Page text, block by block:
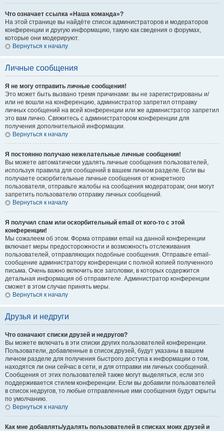
Что означает ссылка «Наша команда»?
На этой странице вы найдёте список администраторов и модераторов
конференции и другую информацию, такую как сведения о форумах,
которые они модерируют.
Вернуться к началу
Личные сообщения
Я не могу отправить личные сообщения!
Это может быть вызвано тремя причинами: вы не зарегистрированы и/
или не вошли на конференцию, администратор запретил отправку
личных сообщений на всей конференции или же администратор запретил
это вам лично. Свяжитесь с администратором конференции для
получения дополнительной информации.
Вернуться к началу
Я постоянно получаю нежелательные личные сообщения!
Вы можете автоматически удалять личные сообщения пользователей,
используя правила для сообщений в вашем личном разделе. Если вы
получаете оскорбительные личные сообщения от конкретного
пользователя, отправьте жалобы на сообщения модераторам; они могут
запретить пользователю отправку личных сообщений.
Вернуться к началу
Я получил спам или оскорбительный email от кого-то с этой
конференции!
Мы сожалеем об этом. Форма отправки email на данной конференции
включает меры предосторожности и возможность отслеживания
пользователей, отправляющих подобные сообщения. Отправьте email-
сообщение администратору конференции с полной копией полученного
письма. Очень важно включить все заголовки, в которых содержится
детальная информация об отправителе. Администратор конференции
сможет в этом случае принять меры.
Вернуться к началу
Друзья и недруги
Что означают списки друзей и недругов?
Вы можете включать в эти списки других пользователей конференции.
Пользователи, добавленные в список друзей, будут указаны в вашем
личном разделе для получения быстрого доступа к информации о том,
находятся ли они сейчас в сети, и для отправки им личных сообщений.
Сообщения от этих пользователей также могут выделяться, если это
поддерживается стилем конференции. Если вы добавили пользователей
в список недругов, то любые отправленные ими сообщения будут скрыты
по умолчанию.
Вернуться к началу
Как мне добавлять/удалять пользователей в списках моих друзей и